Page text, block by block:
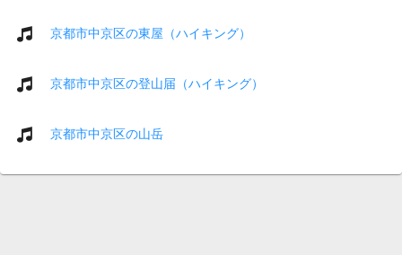
京都市中京区の東屋（ハイキング）
京都市中京区の登山届（ハイキング）
京都市中京区の山岳